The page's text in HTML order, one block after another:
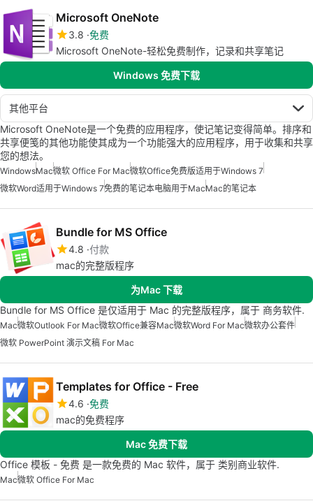
Microsoft OneNote
3.8 免费
Microsoft OneNote-轻松免费制作，记录和共享笔记
Windows 免费下载
其他平台
Microsoft OneNote是一个免费的应用程序，使记笔记变得简单。排序和
共享便笺的其他功能使其成为一个功能强大的应用程序，用于收集和共享
您的想法。
WindowsMac微软 Office For Mac微软Office免费版适用于Windows 7
微软Word适用于Windows 7免费的笔记本电脑用于MacMac的笔记本
Bundle for MS Office
4.8 付款
mac的完整版程序
为Mac 下载
Bundle for MS Office 是仅适用于 Mac 的完整版程序，属于 商务软件.
Mac微软Outlook For Mac微软Office兼容Mac微软Word For Mac微软办公套件
微软 PowerPoint 演示文稿 For Mac
Templates for Office - Free
4.6 免费
mac的免费程序
Mac 免费下载
Office 模板 - 免费 是一款免费的 Mac 软件，属于 类别商业软件.
Mac微软 Office For Mac